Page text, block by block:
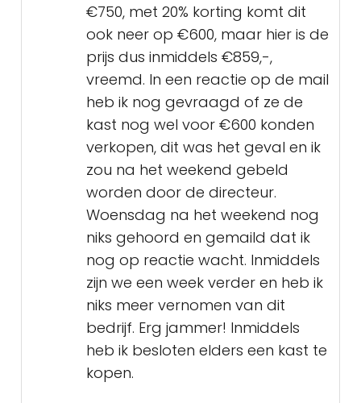
€750, met 20% korting komt dit
ook neer op €600, maar hier is de
prijs dus inmiddels €859,-,
vreemd. In een reactie op de mail
heb ik nog gevraagd of ze de
kast nog wel voor €600 konden
verkopen, dit was het geval en ik
zou na het weekend gebeld
worden door de directeur.
Woensdag na het weekend nog
niks gehoord en gemaild dat ik
nog op reactie wacht. Inmiddels
zijn we een week verder en heb ik
niks meer vernomen van dit
bedrijf. Erg jammer! Inmiddels
heb ik besloten elders een kast te
kopen.